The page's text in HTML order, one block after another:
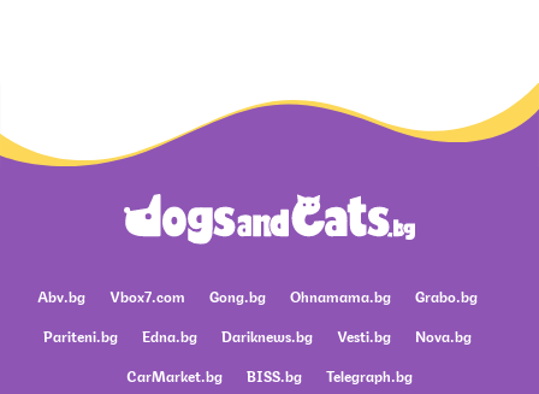
Abv.bg Vbox7.com Gong.bg Ohnamama.bg
Grabo.bg
Pariteni.bg
Edna.bg Dariknews.bg Vesti.bg
Nova.bg
CarMarket.bg
BISS.bg Telegraph.bg